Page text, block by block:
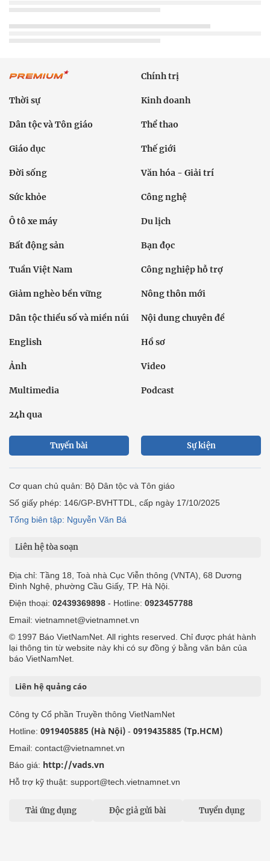
Chính trị
Thời sự Kinh doanh
Dân tộc và Tôn giáo Thể thao
Giáo dục Thế giới
Đời sống Văn hóa - Giải trí
Sức khỏe Công nghệ
Ô tô xe máy Du lịch
Bất động sản Bạn đọc
Tuần Việt Nam Công nghiệp hỗ trợ
Giảm nghèo bền vững Nông thôn mới
Dân tộc thiểu số và miền núi Nội dung chuyên đề
English Hồ sơ
Ảnh Video
Multimedia Podcast
24h qua
Tuyến bài Sự kiện
Cơ quan chủ quản: Bộ Dân tộc và Tôn giáo
Số giấy phép: 146/GP-BVHTTDL, cấp ngày 17/10/2025
Tổng biên tập: Nguyễn Văn Bá
Liên hệ tòa soạn
Địa chỉ: Tầng 18, Toà nhà Cục Viễn thông (VNTA), 68 Dương
Đình Nghệ, phường Cầu Giấy, TP. Hà Nội.
Điện thoại: 02439369898 - Hotline: 0923457788
Email: vietnamnet@vietnamnet.vn
© 1997 Báo VietNamNet. All rights reserved. Chỉ được phát hành
lại thông tin từ website này khi có sự đồng ý bằng văn bản của
báo VietNamNet.
Liên hệ quảng cáo
Công ty Cổ phần Truyền thông VietNamNet
Hotline: 0919405885 (Hà Nội) - 0919435885 (Tp.HCM)
Email: contact@vietnamnet.vn
Báo giá: http://vads.vn
Hỗ trợ kỹ thuật: support@tech.vietnamnet.vn
Tải ứng dụng Độc giả gửi bài Tuyển dụng